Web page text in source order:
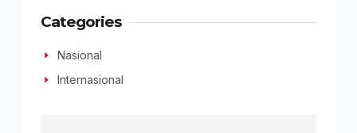
Categories
Nasional
Internasional